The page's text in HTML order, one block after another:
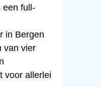
een full-
in Bergen
van vier
voor allerlei